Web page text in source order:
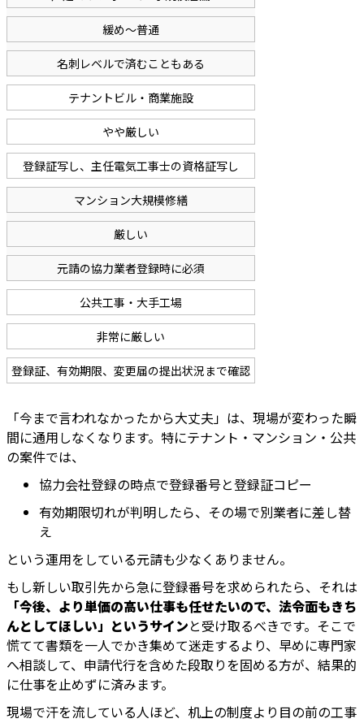
緩め〜普通
名刺レベルで済むこともある
テナントビル・商業施設
やや厳しい
登録証写し、主任電気工事士の資格証写し
マンション大規模修繕
厳しい
元請の協力業者登録時に必須
公共工事・大手工場
非常に厳しい
登録証、有効期限、変更届の提出状況まで確認
「今まで言われなかったから大丈夫」は、現場が変わった瞬
間に通用しなくなります。特にテナント・マンション・公共
の案件では、
協力会社登録の時点で登録番号と登録証コピー
有効期限切れが判明したら、その場で別業者に差し替
え
という運用をしている元請も少なくありません。
もし新しい取引先から急に登録番号を求められたら、それは
「今後、より単価の高い仕事も任せたいので、法令面もきち
んとしてほしい」というサインと受け取るべきです。そこで
慌てて書類を一人でかき集めて迷走するより、早めに専門家
へ相談して、申請代行を含めた段取りを固める方が、結果的
に仕事を止めずに済みます。
現場で汗を流している人ほど、机上の制度より目の前の工事